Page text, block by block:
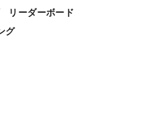
リーダーボード
グ